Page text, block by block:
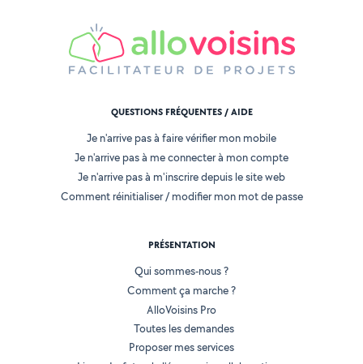
QUESTIONS FRÉQUENTES / AIDE
Je n'arrive pas à faire vérifier mon mobile
Je n'arrive pas à me connecter à mon compte
Je n'arrive pas à m'inscrire depuis le site web
Comment réinitialiser / modifier mon mot de passe
PRÉSENTATION
Qui sommes-nous ?
Comment ça marche ?
AlloVoisins Pro
Toutes les demandes
Proposer mes services